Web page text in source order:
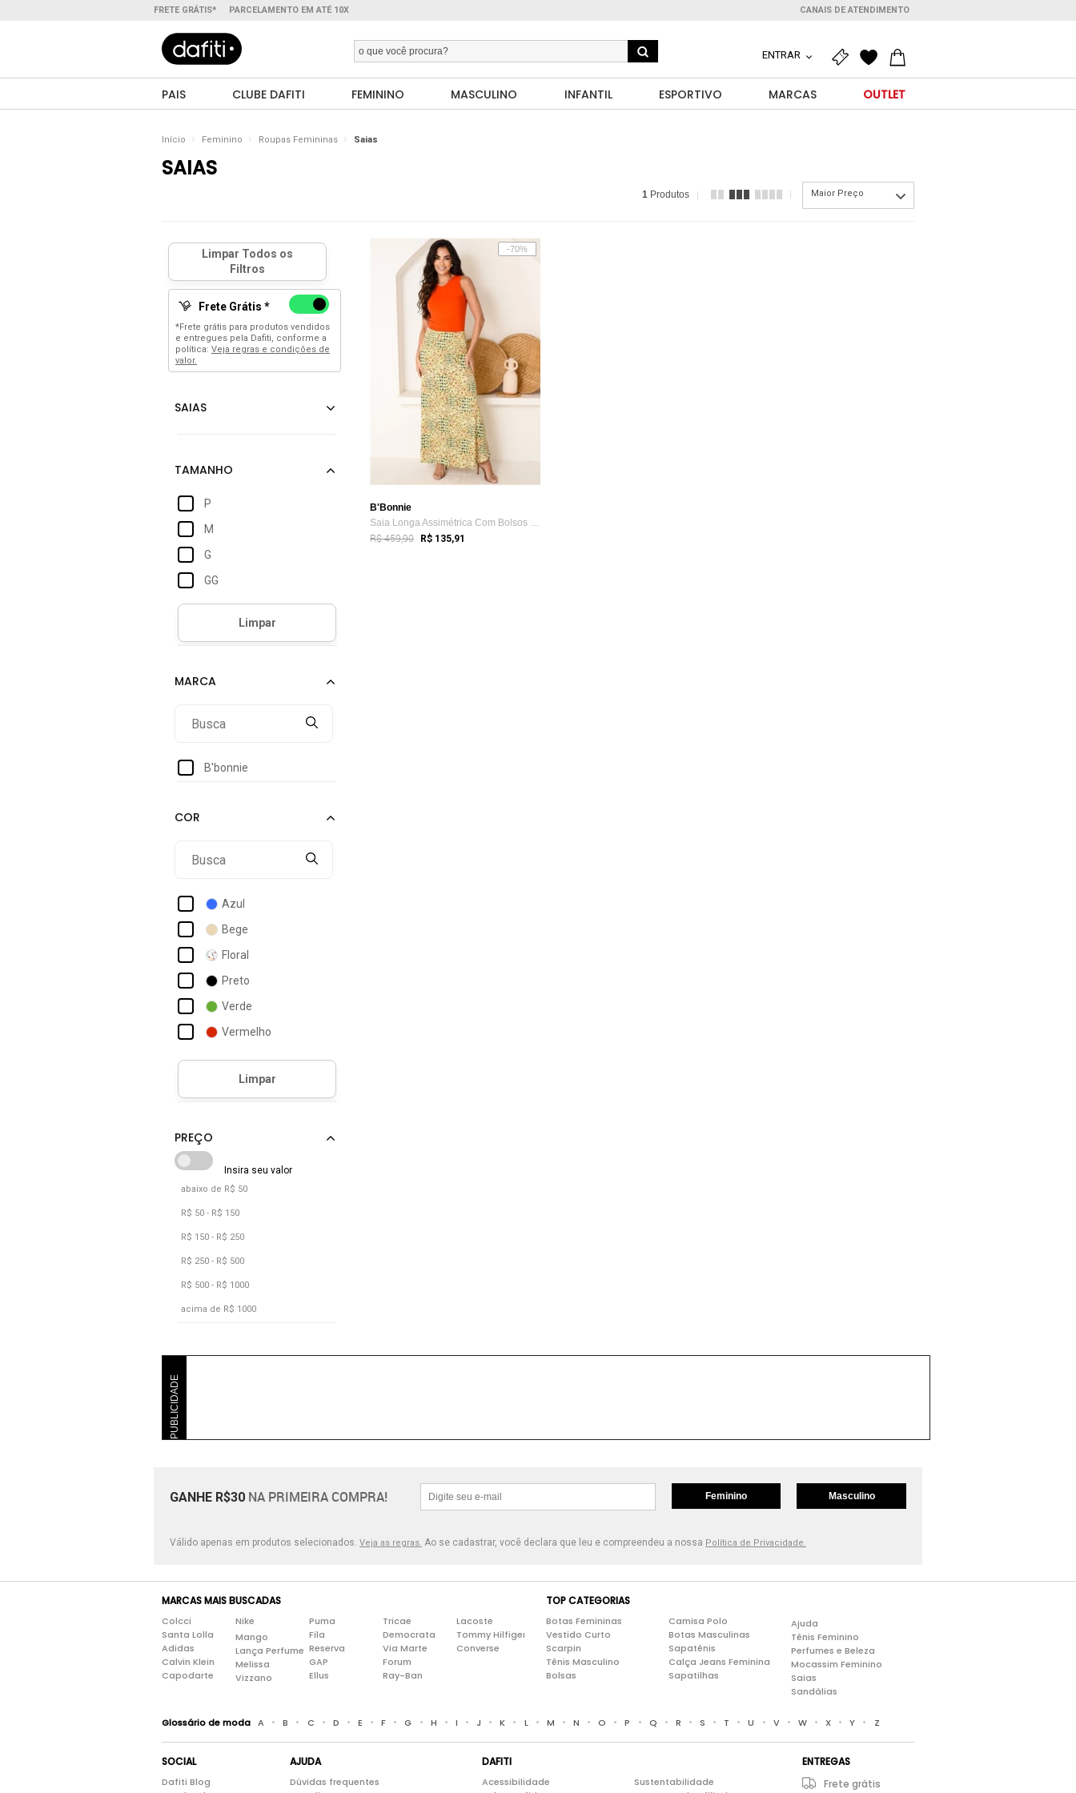
FRETE GRÁTIS* PARCELAMENTO EM ATÉ 10X CANAIS DE ATENDIMENTO
ENTRAR
PAIS CLUBE DAFITI FEMININO MASCULINO INFANTIL ESPORTIVO MARCAS OUTLET
Início Feminino Roupas Femininas Saias
SAIAS
1 Produtos Maior Preço
Frete Grátis *
*Frete grátis para produtos vendidos
e entregues pela Dafiti, conforme a
política: Veja regras e condições de
valor.
P
M
G
GG
B'bonnie
Azul
Bege
Floral
Preto
Verde
Vermelho
Vinho
abaixo de R$ 50
R$ 50 - R$ 150
R$ 150 - R$ 250
R$ 250 - R$ 500
R$ 500 - R$ 1000
acima de R$ 1000
-70%
B'Bonnie
Saia Longa Assimétrica Com Bolsos B’Bonn...
R$ 459,90 R$ 135,91
PUBLICIDADE
GANHE R$30 NA PRIMEIRA COMPRA! Feminino Masculino
Válido apenas em produtos selecionados. Veja as regras. Ao se cadastrar, você declara que leu e compreendeu a nossa Política de Privacidade.
MARCAS MAIS BUSCADAS
Colcci
Santa Lolla
Adidas
Calvin Klein
Capodarte
Nike
Mango
Lança Perfume
Melissa
Vizzano
Puma
Fila
Reserva
GAP
Ellus
Tricae
Democrata
Via Marte
Forum
Ray-Ban
Lacoste
Tommy Hilfiger
Converse
TOP CATEGORIAS
Botas Femininas
Vestido Curto
Scarpin
Tênis Masculino
Bolsas
Camisa Polo
Botas Masculinas
Sapatênis
Calça Jeans Feminina
Sapatilhas
Ajuda
Tênis Feminino
Perfumes e Beleza
Mocassim Feminino
Saias
Sandálias
Glossário de moda A • B • C • D • E • F • G • H • I • J • K • L • M • N • O • P • Q • R • S • T • U • V • W • X • Y • Z
SOCIAL
Dafiti Blog
AJUDA
Dúvidas frequentes
DAFITI
Acessibilidade
Sustentabilidade
ENTREGAS
Frete grátis